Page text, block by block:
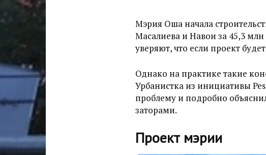
Мэрия Оша начала
Масалиева и Навои за 45,3
уверяют, что если проект
Однако на практике такие
Урбанистка из инициативы
проблему и подробно
заторами.
Проект мэрии